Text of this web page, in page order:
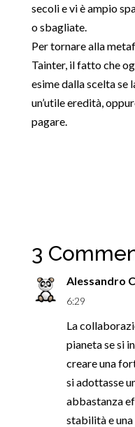
secoli e vi è ampio
o sbagliate.
Per tornare alla
Tainter, il fatto che
esime dalla scelta se
un’utile eredità,
pagare.
3
Alessandro
6:29
La
pianeta se si
creare una
si adottasse
abbastanza
stabilità e